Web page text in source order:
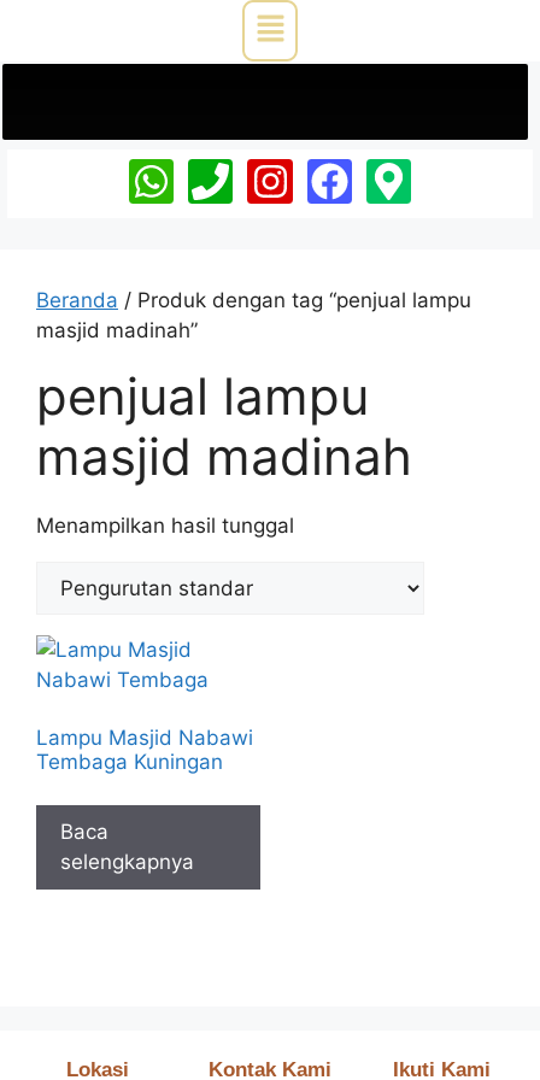
Beranda / Produk dengan tag “penjual lampu
masjid madinah”
penjual lampu
masjid madinah
Menampilkan hasil tunggal
Lampu Masjid Nabawi
Tembaga Kuningan
Baca
selengkapnya
Lokasi Kontak Kami Ikuti Kami